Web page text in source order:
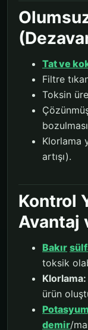
Tat ve
Filtre
Toksin
Klorlama
artışı).
Kontrol
Avantaj
Bakır
toksik
Klorlama:
ürün
Potasyum
demir/